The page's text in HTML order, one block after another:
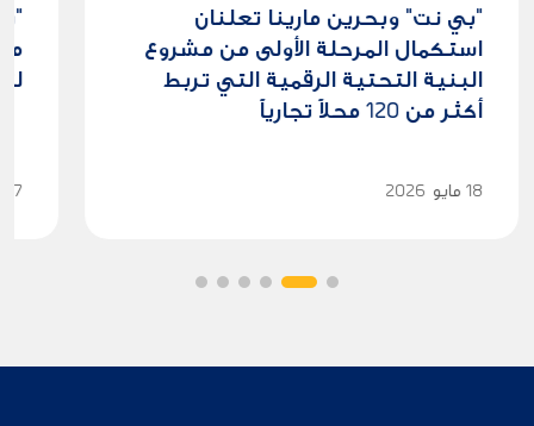
"بي نت" وبحرين مارينا تعلنان
استكمال المرحلة الأولى من مشروع
البنية التحتية الرقمية التي تربط
أكثر من 120 محلاً تجارياً
18 مايو 2026
27